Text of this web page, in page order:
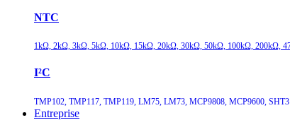
NTC
1kΩ, 2kΩ, 3kΩ, 5kΩ, 10kΩ, 15kΩ, 20kΩ, 30kΩ, 50kΩ, 100kΩ, 200kΩ,
I²C
TMP102, TMP117, TMP119, LM75, LM73, MCP9808, MCP9600,
Entreprise